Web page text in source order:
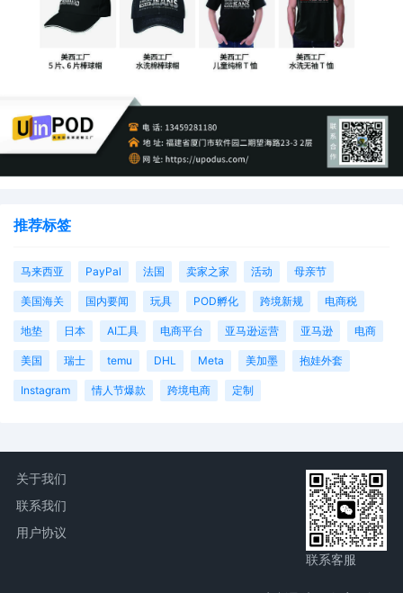
推荐标签
马来西亚 PayPal 法国 卖家之家 活动 母亲节
美国海关 国内要闻 玩具 POD孵化 跨境新规 电商税
地垫 日本 AI工具 电商平台 亚马逊运营 亚马逊 电商
美国 瑞士 temu DHL Meta 美加墨 抱娃外套
Instagram 情人节爆款 跨境电商 定制
关于我们
联系我们
用户协议
联系客服